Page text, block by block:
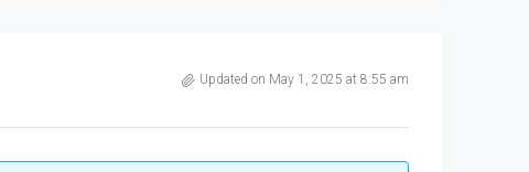
Updated on May 1, 2025 at 8:55 am